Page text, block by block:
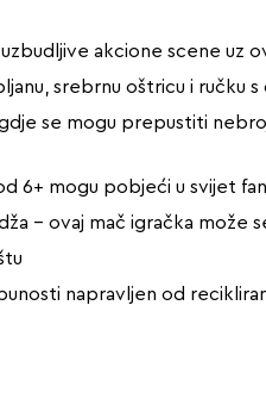
akcione scene uz
srebrnu oštricu i ručku
se mogu prepustiti
6+ mogu pobjeći u svijet
– ovaj mač igračka
napravljen od